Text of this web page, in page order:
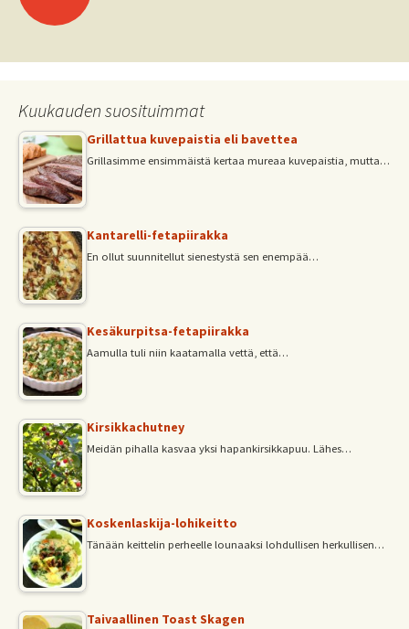
selaus
Kuukauden suosituimmat
Grillattua kuvepaistia eli bavettea
Grillasimme ensimmäistä kertaa mureaa kuvepaistia, mutta…
Kantarelli-fetapiirakka
En ollut suunnitellut sienestystä sen enempää…
Kesäkurpitsa-fetapiirakka
Aamulla tuli niin kaatamalla vettä, että…
Kirsikkachutney
Meidän pihalla kasvaa yksi hapankirsikkapuu. Lähes…
Koskenlaskija-lohikeitto
Tänään keittelin perheelle lounaaksi lohdullisen herkullisen…
Taivaallinen Toast Skagen